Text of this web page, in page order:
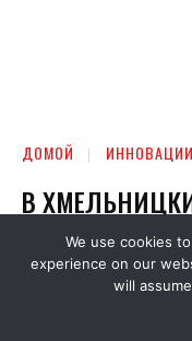
We use cookies
experience on our
will